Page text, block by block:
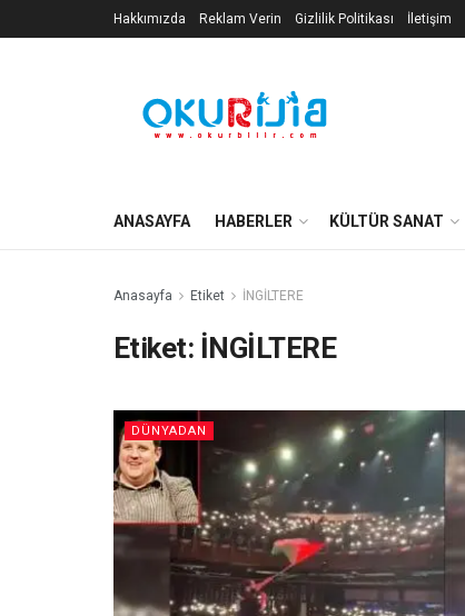
Hakkımızda Reklam Verin Gizlilik Politikası İletişim
ANASAYFA HABERLER KÜLTÜR SANAT
Anasayfa Etiket İNGİLTERE
Etiket: İNGİLTERE
DÜNYADAN